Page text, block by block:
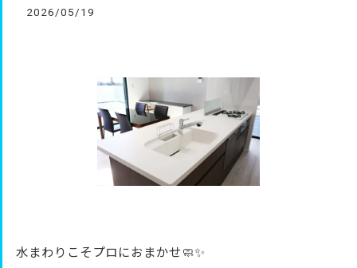
2026/05/19
水まわりこそプロにおまかせ🧼✨